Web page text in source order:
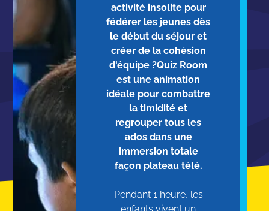
activité insolite pour
fédérer les jeunes dès
le début du séjour et
créer de la cohésion
d'équipe ?Quiz Room
est une animation
idéale pour combattre
la timidité et
regrouper tous les
ados dans une
immersion totale
façon plateau télé.
Pendant 1 heure, les